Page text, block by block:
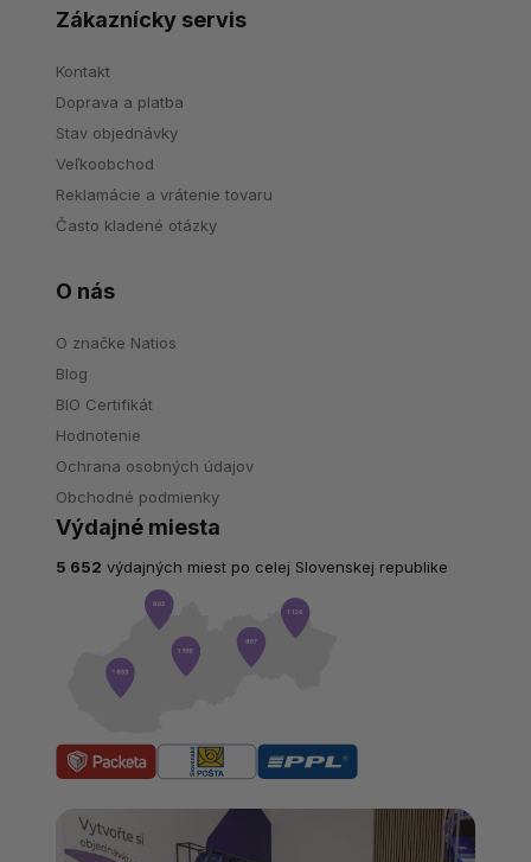
Zákaznícky servis
Kontakt
Doprava a platba
Stav objednávky
Veľkoobchod
Reklamácie a vrátenie tovaru
Často kladené otázky
O nás
O značke Natios
Blog
BIO Certifikát
Hodnotenie
Ochrana osobných údajov
Obchodné podmienky
Výdajné miesta
5 652 výdajných miest po celej Slovenskej republike